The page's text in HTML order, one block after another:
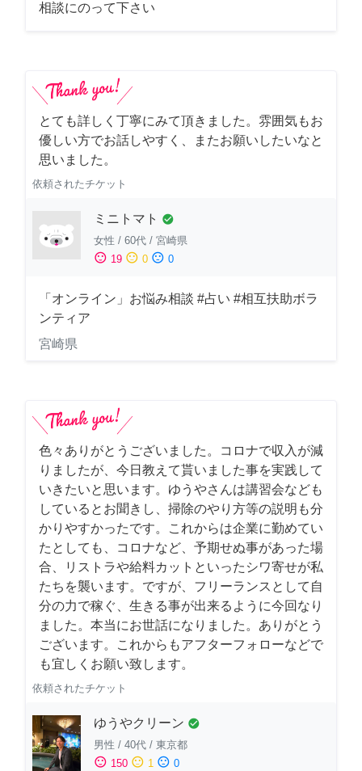
相談にのって下さい
とても詳しく丁寧にみて頂きました。雰囲気もお
優しい方でお話しやすく、またお願いしたいなと
思いました。
依頼されたチケット
ミニトマト check_circle
女性 / 60代 / 宮崎県
sentiment_satisfied 19 sentiment_neutral 0 sentiment_dissatisfied 0
「オンライン」お悩み相談 #占い #相互扶助ボラ
ンティア
宮崎県
色々ありがとうございました。コロナで収入が減
りましたが、今日教えて貰いました事を実践して
いきたいと思います。ゆうやさんは講習会なども
しているとお聞きし、掃除のやり方等の説明も分
かりやすかったです。これからは企業に勤めてい
たとしても、コロナなど、予期せぬ事があった場
合、リストラや給料カットといったシワ寄せが私
たちを襲います。ですが、フリーランスとして自
分の力で稼ぐ、生きる事が出来るように今回なり
ました。本当にお世話になりました。ありがとう
ございます。これからもアフターフォローなどで
も宜しくお願い致します。
依頼されたチケット
ゆうやクリーン check_circle
男性 / 40代 / 東京都
sentiment_satisfied 150 sentiment_neutral 1 sentiment_dissatisfied 0